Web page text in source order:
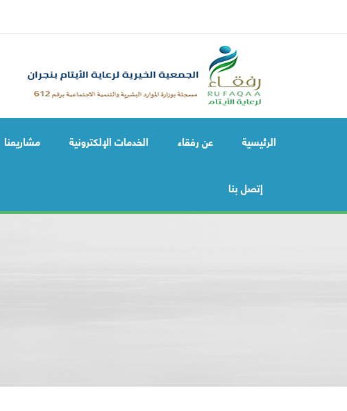
الرئيسية عن رفقاء الخدمات الإلكترونية مشاريعنا
إتصل بنا